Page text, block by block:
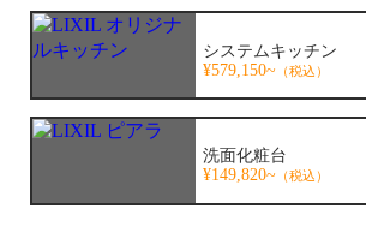
システムキッチン
¥579,150~ （税込）
洗面化粧台
¥149,820~ （税込）